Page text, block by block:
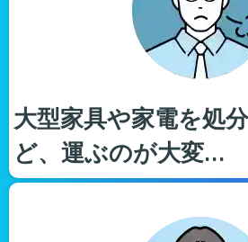
大型家具や家電を処
ど、運ぶのが大変…